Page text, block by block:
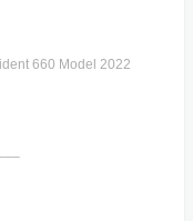
660 Model 2022